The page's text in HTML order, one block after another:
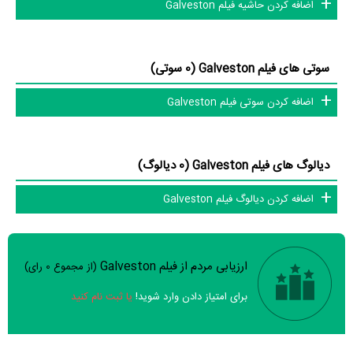
Galveston، حواشی فیلم Galveston، دیالوگ برتر فیلم Galveston، سوتی
فیلم Galveston و نقد فیلم Galveston هنوز موردی ثبت نشده است. قطعا
تئاتر را کامل و کامل‌تر کنیم.
اضافه کردن حاشیه فیلم Galveston
سوتی های فیلم Galveston (0 سوتی)
اضافه کردن سوتی فیلم Galveston
دیالوگ های فیلم Galveston (0 دیالوگ)
اضافه کردن دیالوگ فیلم Galveston
سوالات نظرسنجی ( 8 سوال) ارزیابی مردم از فیلم Galveston (از مجموع 0 رای)
برای امتیاز دادن وارد شوید! یا ثبت نام کنید